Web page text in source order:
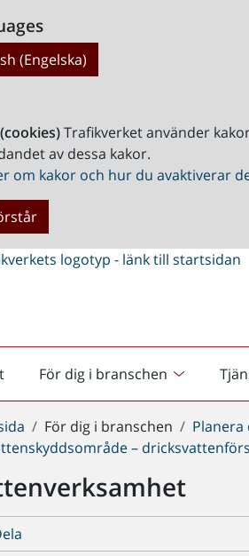
(Engelska)
Trafikverket använder
av dessa kakor.
om kakor och hur du avaktiverar
För dig i branschen
För dig i branschen
–